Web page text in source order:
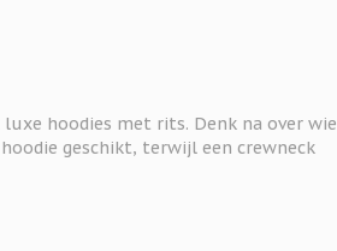
hoodies met rits. Denk na over wie
geschikt, terwijl een crewneck